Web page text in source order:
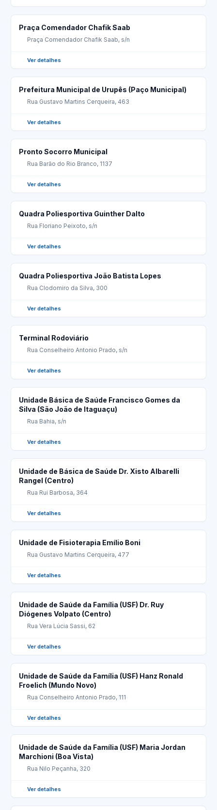
Praça Comendador Chafik Saab
Praça Comendador Chafik Saab, s/n
Ver detalhes
Prefeitura Municipal de Urupês (Paço Municipal)
Rua Gustavo Martins Cerqueira, 463
Ver detalhes
Pronto Socorro Municipal
Rua Barão do Rio Branco, 1137
Ver detalhes
Quadra Poliesportiva Guinther Dalto
Rua Floriano Peixoto, s/n
Ver detalhes
Quadra Poliesportiva João Batista Lopes
Rua Clodomiro da Silva, 300
Ver detalhes
Terminal Rodoviário
Rua Conselheiro Antonio Prado, s/n
Ver detalhes
Unidade Básica de Saúde Francisco Gomes da
Silva (São João de Itaguaçu)
Rua Bahia, s/n
Ver detalhes
Unidade de Básica de Saúde Dr. Xisto Albarelli
Rangel (Centro)
Rua Rui Barbosa, 364
Ver detalhes
Unidade de Fisioterapia Emílio Boni
Rua Gustavo Martins Cerqueira, 477
Ver detalhes
Unidade de Saúde da Família (USF) Dr. Ruy
Diógenes Volpato (Centro)
Rua Vera Lúcia Sassi, 62
Ver detalhes
Unidade de Saúde da Família (USF) Hanz Ronald
Froelich (Mundo Novo)
Rua Conselheiro Antonio Prado, 111
Ver detalhes
Unidade de Saúde da Família (USF) Maria Jordan
Marchioni (Boa Vista)
Rua Nilo Peçanha, 320
Ver detalhes